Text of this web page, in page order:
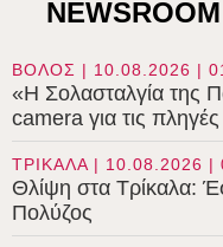
NEWSROOM
ΒΟΛΟΣ | 10.08.2026 |
«Η Σολασταλγία της
camera για τις
ΤΡΙΚΑΛΑ | 10.08.2026 |
Θλίψη στα Τρίκαλα:
Πολύζος